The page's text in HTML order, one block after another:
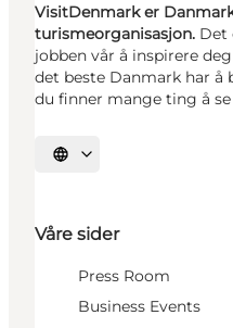
VisitDenmark er
turismeorganisasjon. Det
jobben vår å inspirere
det beste Danmark har å
du finner mange ting å
Velg språk
Våre sider
Press Room
Business Events